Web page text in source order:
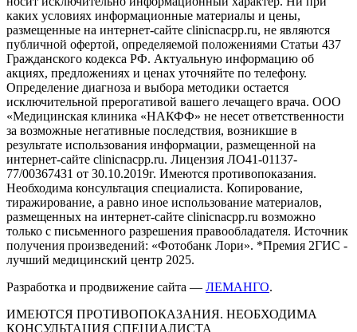
каких условиях информационные материалы и цены,
размещенные на интернет-сайте clinicnacpp.ru, не являются
публичной офертой, определяемой положениями Статьи 437
Гражданского кодекса РФ. Актуальную информацию об
акциях, предложениях и ценах уточняйте по телефону.
Определение диагноза и выбора методики остается
исключительной прерогативой вашего лечащего врача. ООО
«Медицинская клиника «НАКФФ» не несет ответственности
за возможные негативные последствия, возникшие в
результате использования информации, размещенной на
интернет-сайте clinicnacpp.ru. Лицензия ЛО41-01137-
77/00367431 от 30.10.2019г. Имеются противопоказания.
Необходима консультация специалиста. Копирование,
тиражирование, а равно иное использование материалов,
размещенных на интернет-сайте clinicnacpp.ru возможно
только с письменного разрешения правообладателя. Источник
получения произведений: «Фотобанк Лори». *Премия 2ГИС -
лучший медицинский центр 2025.
Разработка и продвижение сайта — ЛЕМАНГО.
ИМЕЮТСЯ ПРОТИВОПОКАЗАНИЯ. НЕОБХОДИМА
КОНСУЛЬТАЦИЯ СПЕЦИАЛИСТА